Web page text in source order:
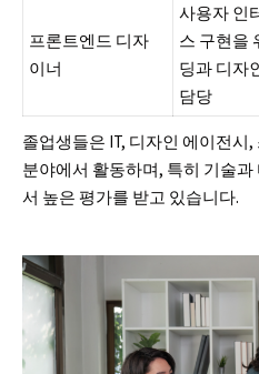
프론트엔드 디자
이너
사용자 인
스 구현을
딩과 디자
담당
졸업생들은 IT, 디자인 에이전시
분야에서 활동하며, 특히 기술
서 높은 평가를 받고 있습니다.